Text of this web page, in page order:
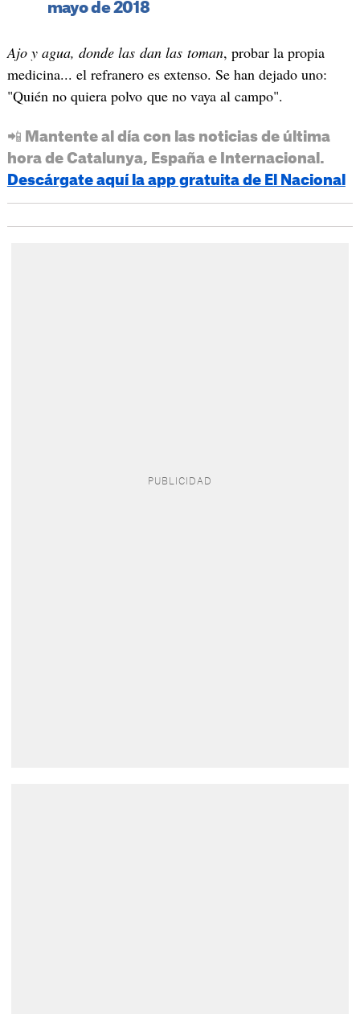
mayo de 2018
Ajo y agua, donde las dan las toman, probar la propia
medicina... el refranero es extenso. Se han dejado uno:
"Quién no quiera polvo que no vaya al campo".
📲 Mantente al día con las noticias de última
hora de Catalunya, España e Internacional.
Descárgate aquí la app gratuita de El Nacional